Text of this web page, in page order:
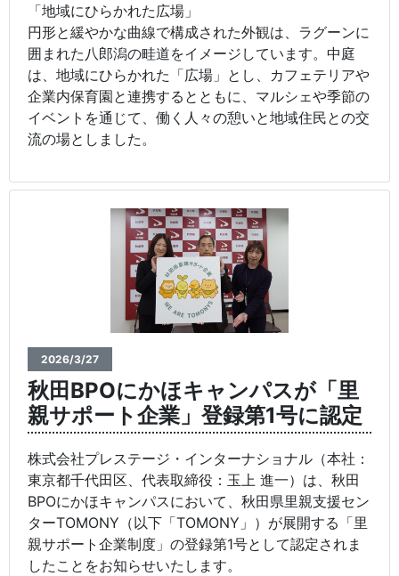
「地域にひらかれた広場」
円形と緩やかな曲線で構成された外観は、ラグーンに
囲まれた八郎潟の畦道をイメージしています。中庭
は、地域にひらかれた「広場」とし、カフェテリアや
企業内保育園と連携するとともに、マルシェや季節の
イベントを通じて、働く人々の憩いと地域住民との交
流の場としました。
2026/3/27
秋田BPOにかほキャンパスが「里
親サポート企業」登録第1号に認定
株式会社プレステージ・インターナショナル（本社：
東京都千代田区、代表取締役：玉上 進一）は、秋田
BPOにかほキャンパスにおいて、秋田県里親支援セン
ターTOMONY（以下「TOMONY」）が展開する「里
親サポート企業制度」の登録第1号として認定されま
したことをお知らせいたします。